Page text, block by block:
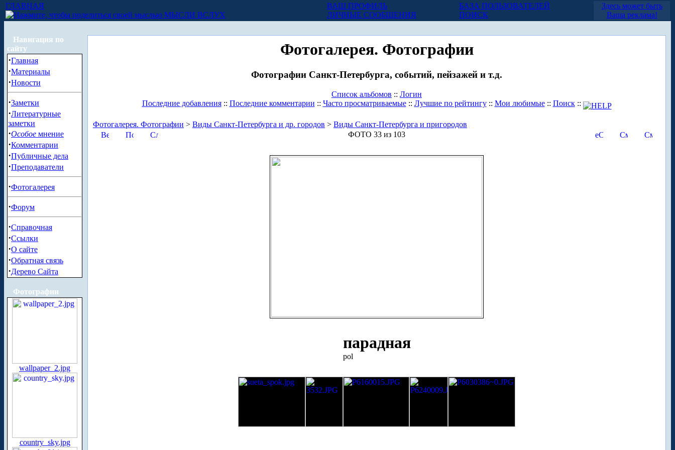
ГЛАВНАЯ
МЫСЛИ ВСЛУХ
ВАШ ПРОФИЛЬ
ЛИЧНЫЕ СООБЩЕНИЯ
БАЗА ПОЛЬЗОВАТЕЛЕЙ
ПОИСК
Здесь может быть
Ваша реклама!
Навигация по
сайту
·Главная
·Материалы
·Новости
·Заметки
·Литературные
заметки
·Особое мнение
·Комментарии
·Публичные дела
·Преподаватели
·Фотогалерея
·Форум
·Справочная
·Ссылки
·О сайте
·Обратная связь
·Дерево Сайта
Фотографии
wallpaper_2.jpg
country_sky.jpg
Фотогалерея. Фотографии
Фотографии Санкт-Петербурга, событий, пейзажей и т.д.
Список альбомов :: Логин
Последние добавления:: Последние комментарии :: Часто просматриваемые:: Лучшие по рейтингу:: Мои любимые:: Поиск::
Фотогалерея. Фотографии > Виды Санкт-Петербурга и др. городов > Виды Санкт-Петербурга и пригородов
ФОТО 33 из 103
парадная
pol